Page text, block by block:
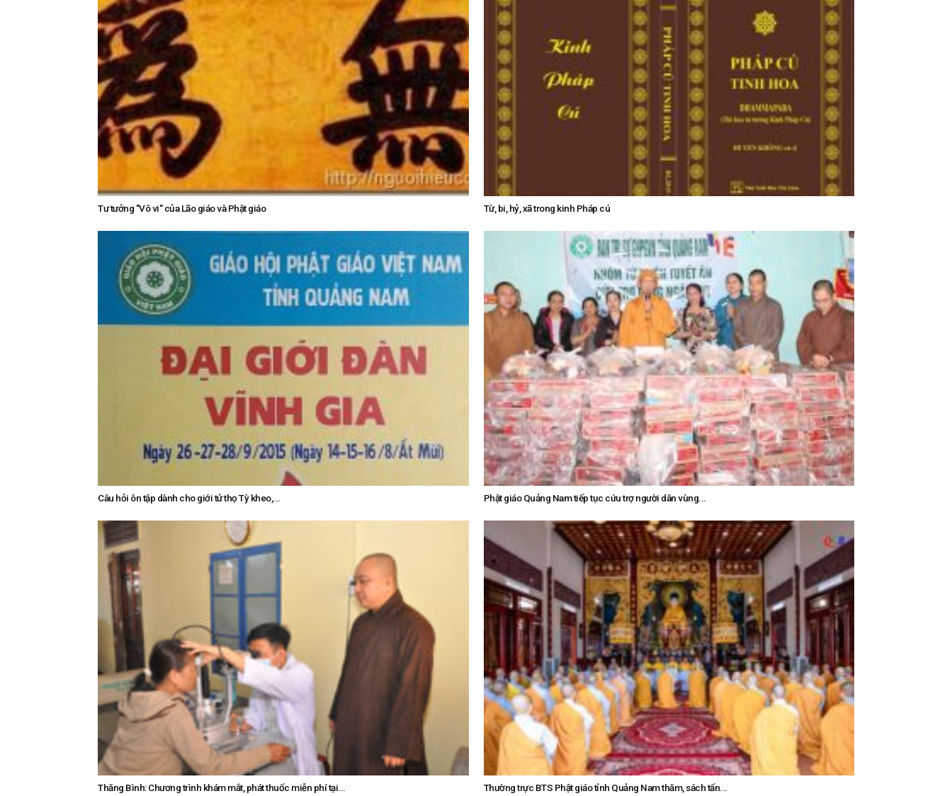
Tư tưởng "Vô vi" của Lão giáo và Phật giáo Từ, bi, hỷ, xã trong kinh Pháp cú
Câu hỏi ôn tập dành cho giới tử thọ Tỳ kheo,... Phật giáo Quảng Nam tiếp tục cứu trợ người dân vùng...
Thăng Bình: Chương trình khám mắt, phát thuốc miễn phí tại... Thường trực BTS Phật giáo tỉnh Quảng Nam thăm, sách tấn...